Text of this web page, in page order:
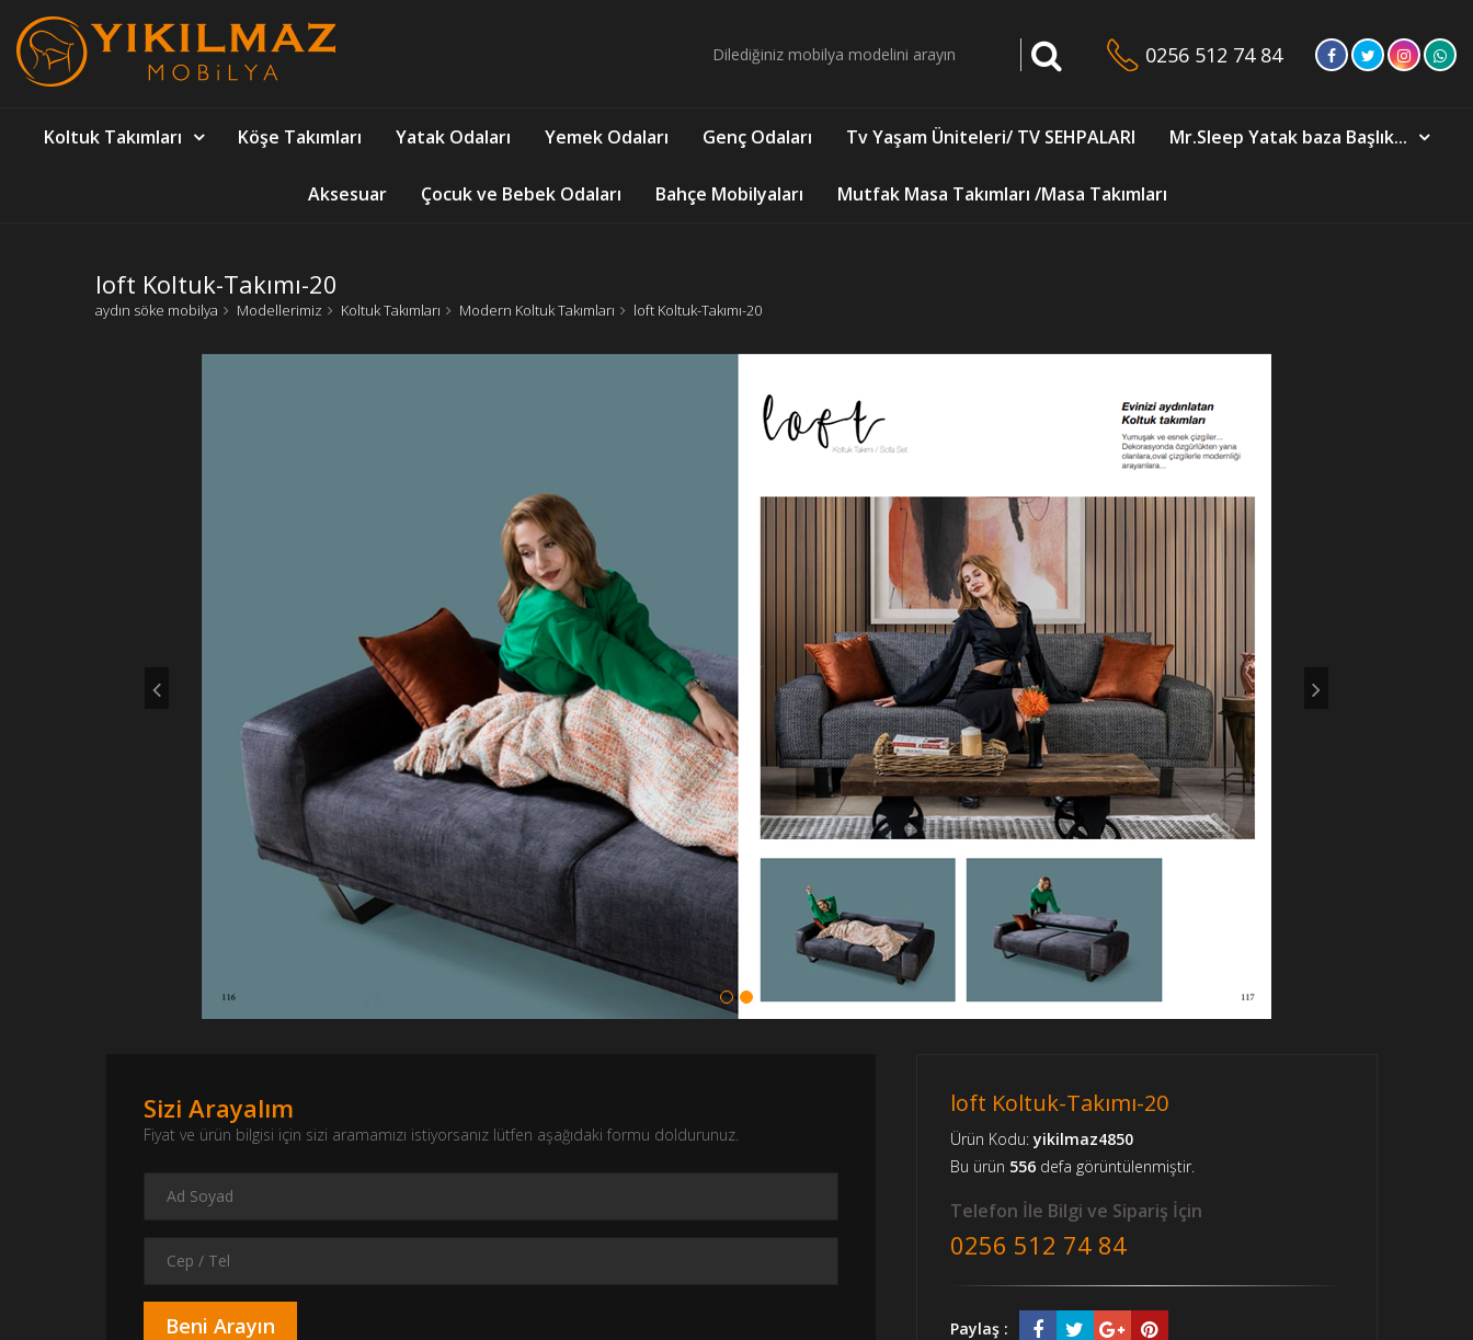
0256 512 74 84
Koltuk Takımları Köşe Takımları Yatak Odaları Yemek Odaları Genç Odaları Tv Yaşam Üniteleri/ TV SEHPALARI Mr.Sleep Yatak baza Başlık...
Aksesuar Çocuk ve Bebek Odaları Bahçe Mobilyaları Mutfak Masa Takımları /Masa Takımları
loft Koltuk-Takımı-20
aydın söke mobilya Modellerimiz Koltuk Takımları Modern Koltuk Takımları loft Koltuk-Takımı-20
loft Koltuk-Takımı-20
Ürün Kodu:yikilmaz4850
Bu ürün 556defa görüntülenmiştir.
Telefon İle Bilgi ve Sipariş İçin
0256 512 74 84
Paylaş :
Sizi Arayalım
Fiyat ve ürün bilgisi için sizi aramamızı istiyorsanız lütfen aşağıdaki formu doldurunuz.